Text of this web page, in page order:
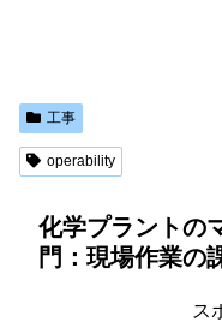
工事
operability
化学プラントの
門：現場作業の
ス